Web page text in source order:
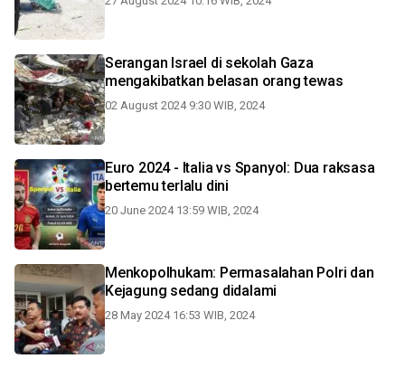
Serangan Israel di sekolah Gaza
mengakibatkan belasan orang tewas
02 August 2024 9:30 WIB, 2024
Euro 2024 - Italia vs Spanyol: Dua raksasa
bertemu terlalu dini
20 June 2024 13:59 WIB, 2024
Menkopolhukam: Permasalahan Polri dan
Kejagung sedang didalami
28 May 2024 16:53 WIB, 2024